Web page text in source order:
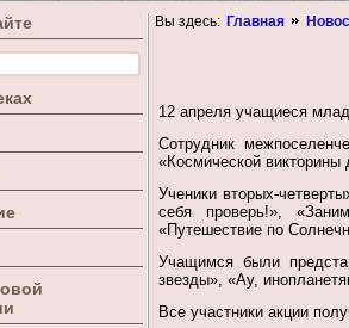
Вы здесь: Главная
12 апреля учащиеся
Сотрудник
«Космической викторины
Ученики вторых-
себя проверь!»,
«Путешествие по
Учащимся были
звезды», «Ау,
Все участники акции